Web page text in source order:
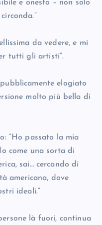
e onesto – non solo
da vedere, e mi
tutti gli artisti”.
elogiato
molto più bella di
“Ho passato la mia
come una sorta di
sai… cercando di
americana, dove
ideali.”
là fuori, continua